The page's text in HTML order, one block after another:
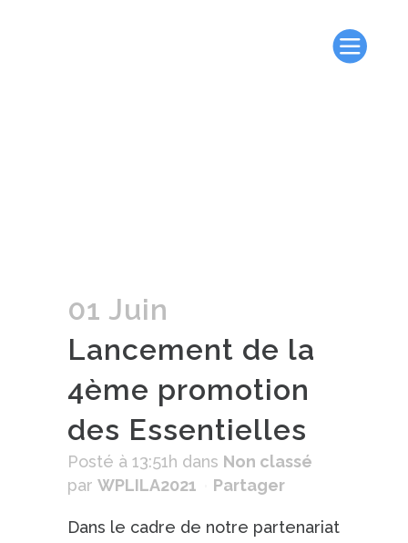
01 Juin
Lancement de la
4ème promotion
des Essentielles
Posté à 13:51h dans Non classé
par WPLILA2021 Partager
Dans le cadre de notre partenariat